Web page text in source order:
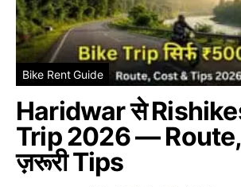
Bike Rent Guide
Haridwar से
Trip 2026 —
ज़रूरी Tips